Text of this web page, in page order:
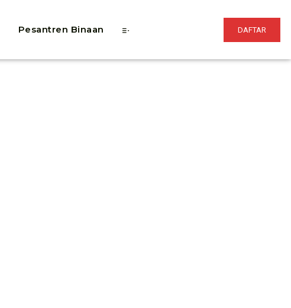
Pesantren Binaan DAFTAR